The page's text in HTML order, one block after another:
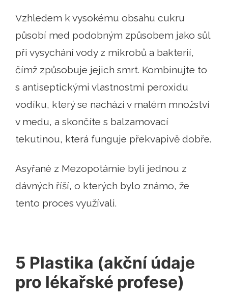
Vzhledem k vysokému obsahu cukru
působí med podobným způsobem jako sůl
při vysychání vody z mikrobů a bakterií,
čímž způsobuje jejich smrt. Kombinujte to
s antiseptickými vlastnostmi peroxidu
vodíku, který se nachází v malém množství
v medu, a skončíte s balzamovací
tekutinou, která funguje překvapivě dobře.
Asyřané z Mezopotámie byli jednou z
dávných říší, o kterých bylo známo, že
tento proces využívali.
5 Plastika (akční údaje
pro lékařské profese)